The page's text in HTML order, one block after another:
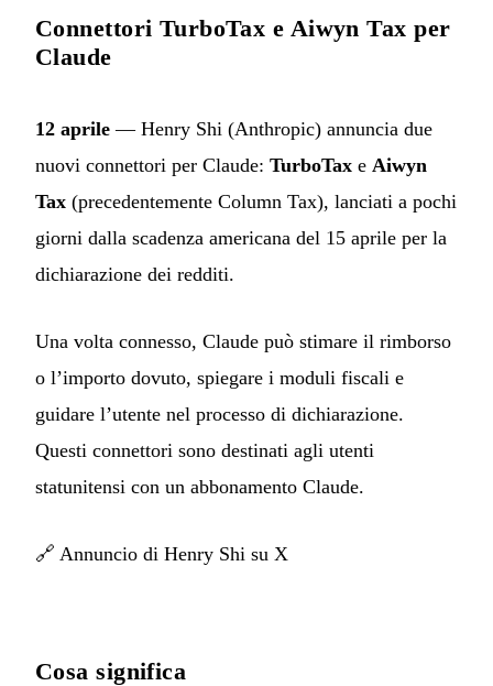
Connettori TurboTax e Aiwyn Tax per
Claude
12 aprile — Henry Shi (Anthropic) annuncia due
nuovi connettori per Claude: TurboTax e Aiwyn
Tax (precedentemente Column Tax), lanciati a pochi
giorni dalla scadenza americana del 15 aprile per la
dichiarazione dei redditi.
Una volta connesso, Claude può stimare il rimborso
o l’importo dovuto, spiegare i moduli fiscali e
guidare l’utente nel processo di dichiarazione.
Questi connettori sono destinati agli utenti
statunitensi con un abbonamento Claude.
🔗 Annuncio di Henry Shi su X
Cosa significa